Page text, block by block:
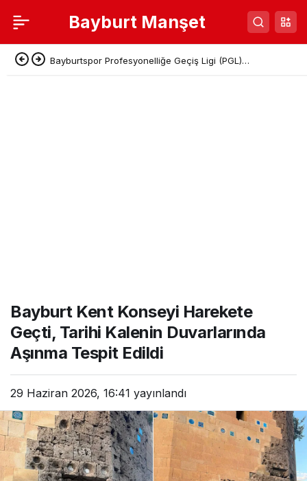
Bayburt Manşet
Bayburtspor Profesyonelliğe Geçiş Ligi (PGL)
Bayburt Kent Konseyi Harekete
Geçti, Tarihi Kalenin Duvarlarında
Aşınma Tespit Edildi
29 Haziran 2026, 16:41 yayınlandı